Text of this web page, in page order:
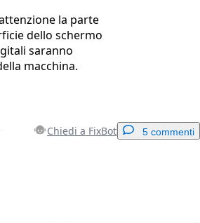
la parte
dello schermo
saranno
macchina.
Chiedi a FixBot 5 commenti